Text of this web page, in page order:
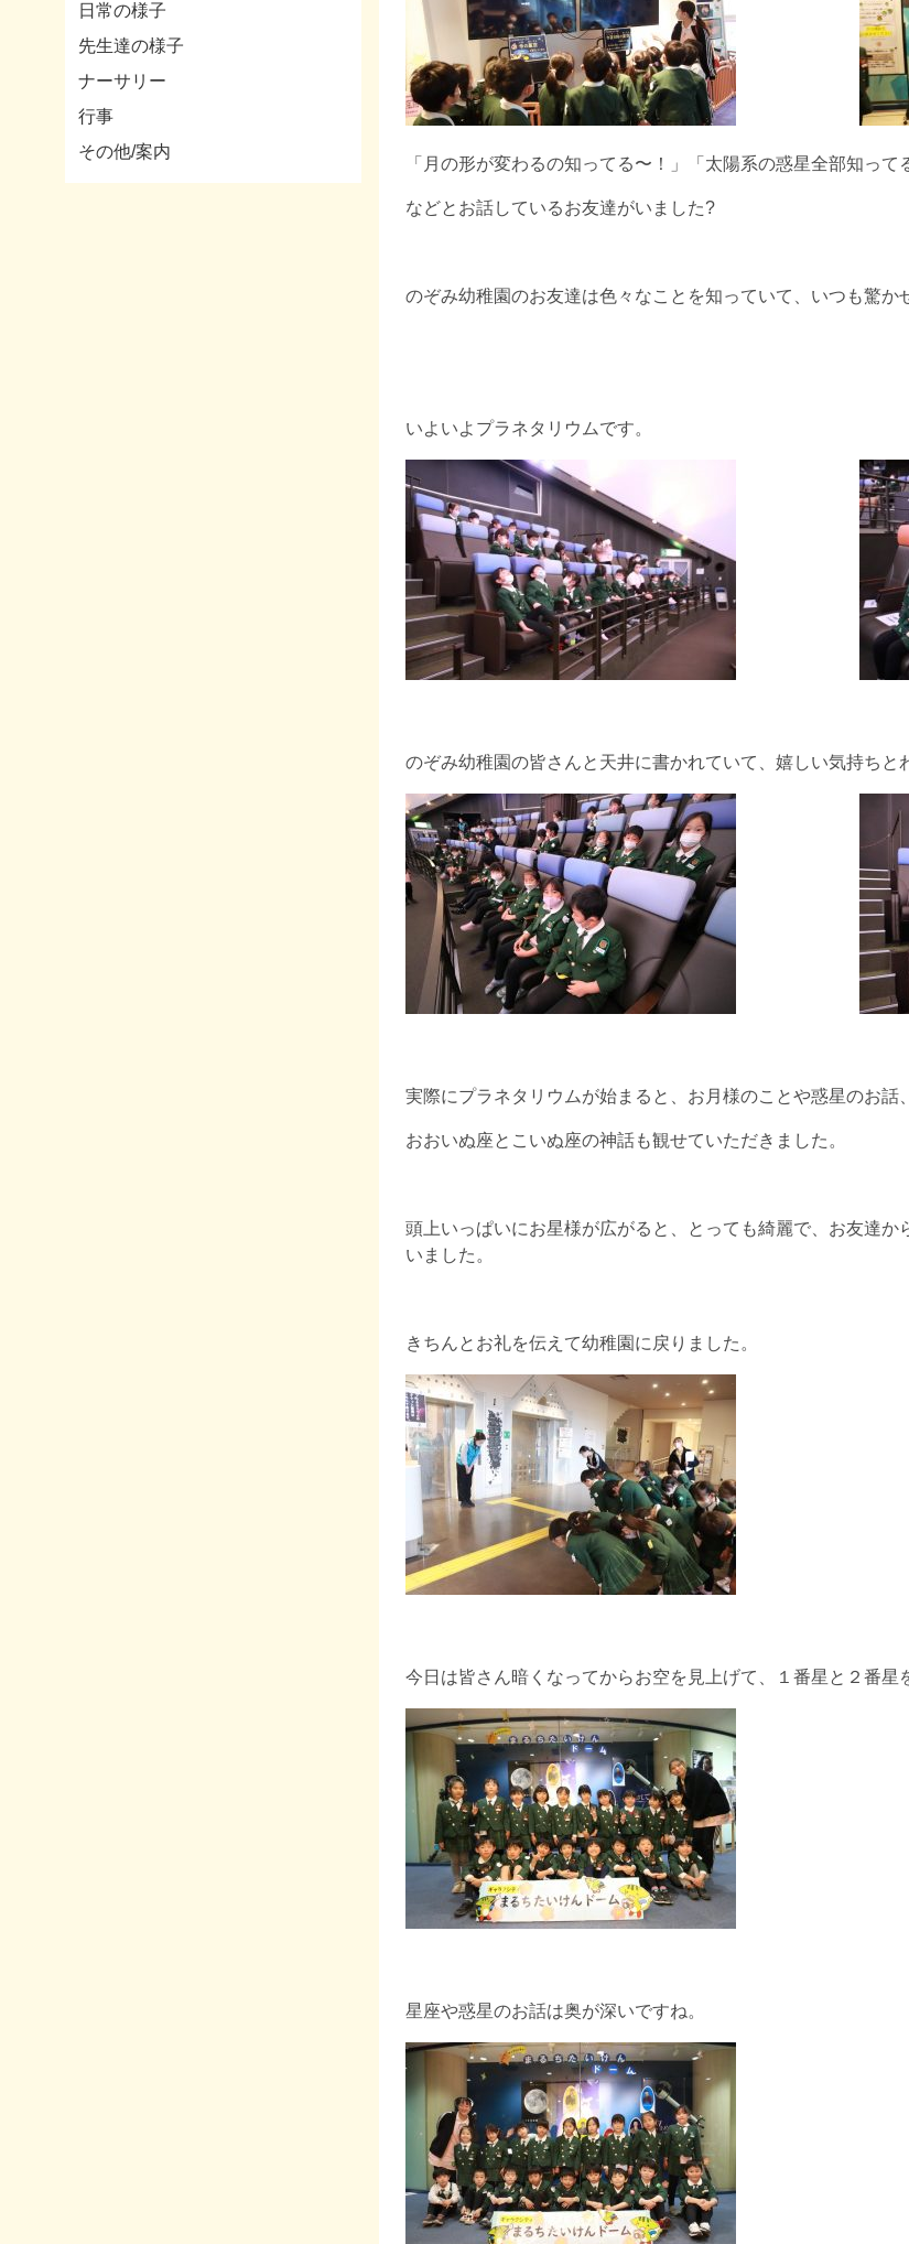
「月の形が変わるの知ってる〜！」「太陽系の惑星全部知って
などとお話しているお友達がいました?
のぞみ幼稚園のお友達は色々なことを知っていて、いつも驚か
いよいよプラネタリウムです。
のぞみ幼稚園の皆さんと天井に書かれていて、嬉しい気持ちと
実際にプラネタリウムが始まると、お月様のことや惑星のお話
おおいぬ座とこいぬ座の神話も観せていただきました。
頭上いっぱいにお星様が広がると、とっても綺麗で、お友達
いました。
きちんとお礼を伝えて幼稚園に戻りました。
今日は皆さん暗くなってからお空を見上げて、１番星と２番星
星座や惑星のお話は奥が深いですね。
日常の様子
先生達の様子
ナーサリー
行事
その他/案内